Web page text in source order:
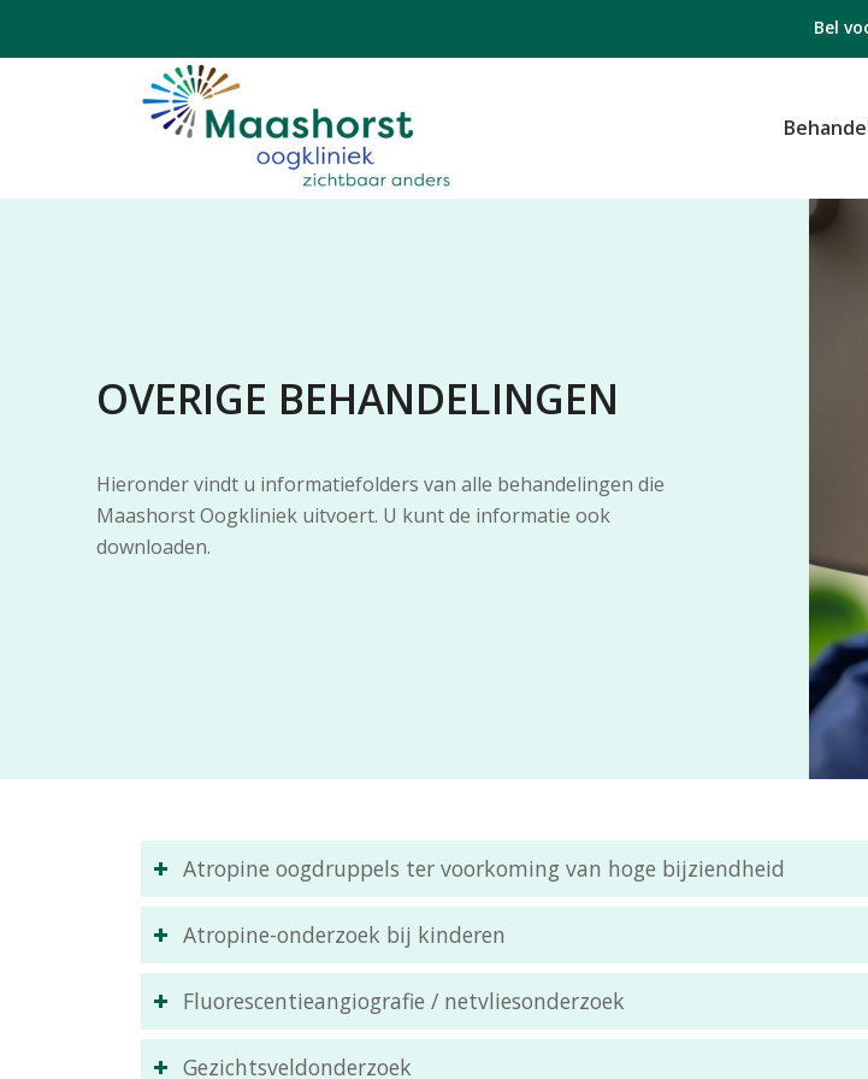
Bel
OVERIGE BEHANDELINGEN
Hieronder vindt u informatiefolders van alle behandelingen die
Maashorst Oogkliniek uitvoert. U kunt de informatie ook
downloaden.
Atropine oogdruppels ter voorkoming van hoge bijziendheid
Atropine-onderzoek bij kinderen
Fluorescentieangiografie / netvliesonderzoek
Gezichtsveldonderzoek